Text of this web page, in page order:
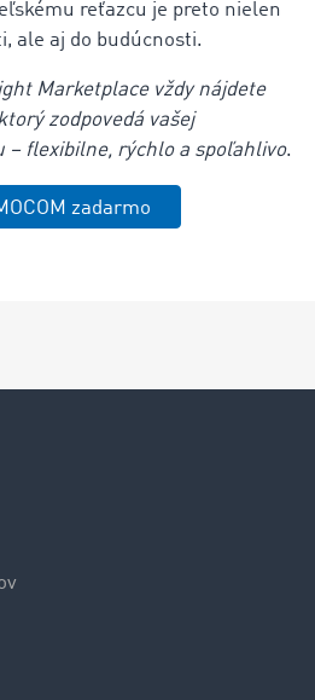
reťazcu je preto nielen
ale aj do budúcnosti.
Marketplace vždy nájdete
zodpovedá vašej
– flexibilne, rýchlo a spoľahlivo.
zadarmo